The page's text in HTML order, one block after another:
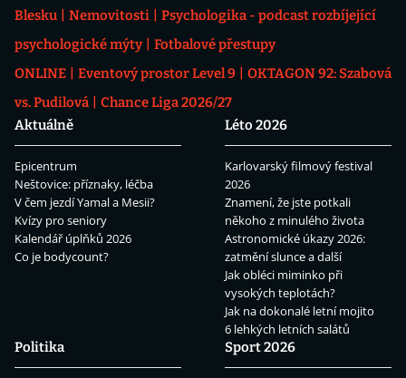
Blesku
Nemovitosti
Psychologika - podcast rozbíjející
psychologické mýty
Fotbalové přestupy
ONLINE
Eventový prostor Level 9
OKTAGON 92: Szabová
vs. Pudilová
Chance Liga 2026/27
Aktuálně
Epicentrum
Neštovice: příznaky, léčba
V čem jezdí Yamal a Mesii?
Kvízy pro seniory
Kalendář úplňků 2026
Co je bodycount?
Léto 2026
Karlovarský filmový festival
2026
Znamení, že jste potkali
někoho z minulého života
Astronomické úkazy 2026:
zatmění slunce a další
Jak obléci miminko při
vysokých teplotách?
Jak na dokonalé letní mojito
6 lehkých letních salátů
Politika
Sport 2026